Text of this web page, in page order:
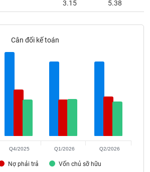
3.15 5.38
Cân đối kế toán
Nợ phải trả Vốn chủ sỡ hữu
Q4/2025 Q1/2026 Q2/2026